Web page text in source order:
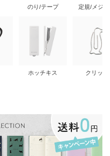
のり/テープ
ホッチキス
定規/メジ
クリップ